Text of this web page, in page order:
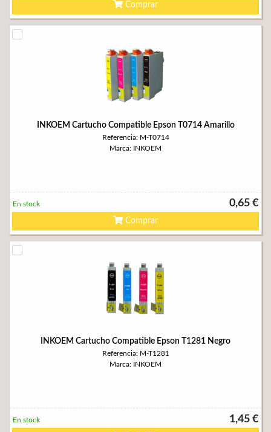
Comprar
INKOEM Cartucho Compatible Epson T0714 Amarillo
Referencia: M-T0714
Marca: INKOEM
0,65 €
En stock
Comprar
INKOEM Cartucho Compatible Epson T1281 Negro
Referencia: M-T1281
Marca: INKOEM
1,45 €
En stock